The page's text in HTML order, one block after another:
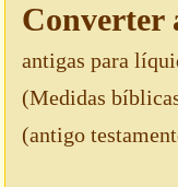
Converter
antigas para
(Medidas
(antigo